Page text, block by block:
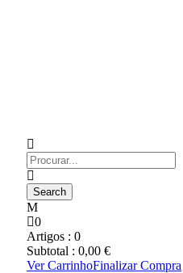
0
Artigos : 0
Subtotal : 0,00 €
Ver CarrinhoFinalizar Compra